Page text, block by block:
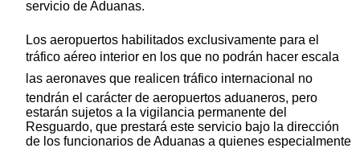
servicio de Aduanas.
Los aeropuertos habilitados exclusivamente para el
tráfico aéreo interior en los que no podrán hacer escala
las aeronaves que realicen tráfico internacional no
tendrán el carácter de aeropuertos aduaneros, pero
estarán sujetos a la vigilancia permanente del
Resguardo, que prestará este servicio bajo la dirección
de los funcionarios de Aduanas a quienes especialmente